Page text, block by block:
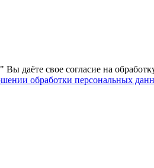
даёте свое согласие на
обработки персональных